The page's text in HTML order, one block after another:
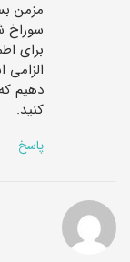
مزمن
برای
دهیم
کنید.
پاسخ